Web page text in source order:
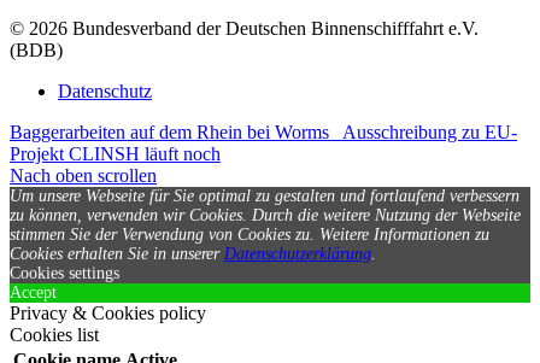
© 2026 Bundesverband der Deutschen Binnenschifffahrt e.V.
(BDB)
Datenschutz
Baggerarbeiten auf dem Rhein bei Worms
Ausschreibung zu EU-
Projekt CLINSH läuft noch
Nach oben scrollen
Um unsere Webseite für Sie optimal zu gestalten und fortlaufend verbessern
zu können, verwenden wir Cookies. Durch die weitere Nutzung der Webseite
stimmen Sie der Verwendung von Cookies zu. Weitere Informationen zu
Cookies erhalten Sie in unserer Datenschutzerklärung.
Cookies settings
Accept
Privacy & Cookies policy
Cookies list